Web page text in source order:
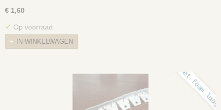
€ 1,60
✓ Op voorraad
IN WINKELWAGEN
met foam laag